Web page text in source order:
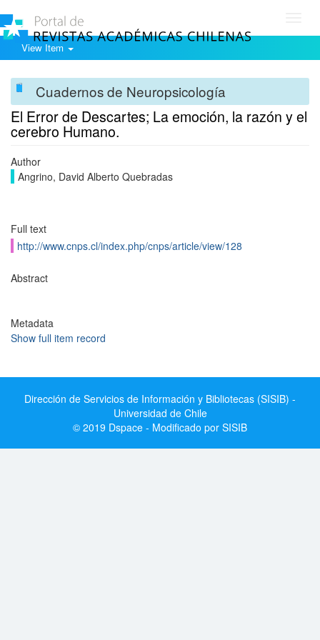
View Item
Cuadernos de Neuropsicología
El Error de Descartes; La emoción, la razón y el
cerebro Humano.
Author
Angrino, David Alberto Quebradas
Full text
http://www.cnps.cl/index.php/cnps/article/view/128
Abstract
Metadata
Show full item record
Dirección de Servicios de Información y Bibliotecas (SISIB) -
Universidad de Chile
© 2019 Dspace - Modificado por SISIB